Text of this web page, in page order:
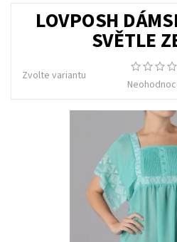
LOVPOSH
SVĚTLE
Zvolte variantu